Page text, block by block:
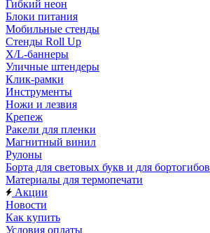
Гибкий неон
Блоки питания
Мобильные стенды
Стенды Roll Up
X/L-баннеры
Уличные штендеры
Клик-рамки
Инструменты
Ножи и лезвия
Крепеж
Ракели для пленки
Магнитный винил
Рулоны
Борта для световых букв и для бортогибов
Материалы для термопечати
Акции
Новости
Как купить
Условия оплаты